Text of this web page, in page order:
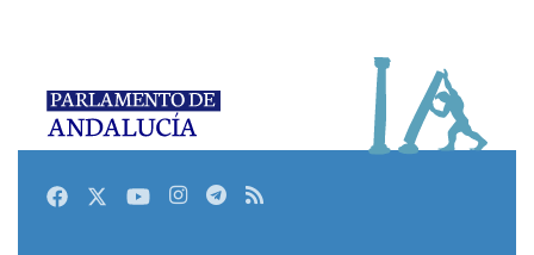
FacebookTwitterYoutubeInstagram
Telegram
RSS